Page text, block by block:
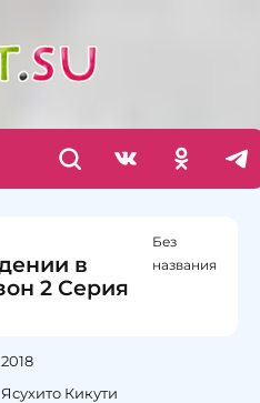
в
2 Серия
Без
названия
2018
Ясухито Кикути